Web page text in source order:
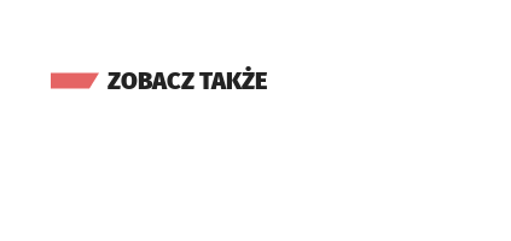
ZOBACZ TAKŻE